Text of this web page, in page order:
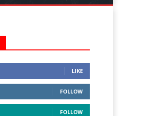
LIKE
FOLLOW
FOLLOW